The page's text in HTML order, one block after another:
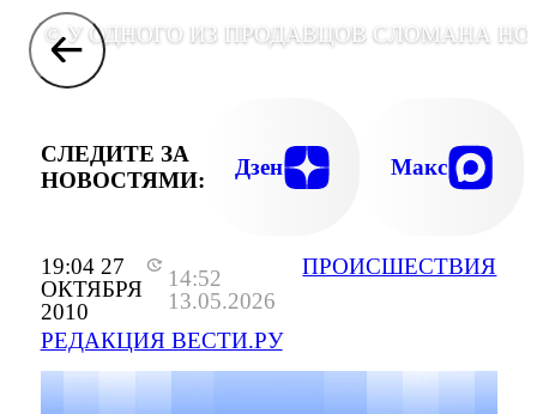
19:04 27
ОКТЯБРЯ
2010
14:52
13.05.2026
РЕДАКЦИЯ ВЕСТИ.РУ
ПРОИСШЕСТВИЯ
© У ОДНОГО ИЗ ПРОДАВЦОВ СЛОМАНА
СЛЕДИТЕ ЗА
НОВОСТЯМИ:
Дзен Макс